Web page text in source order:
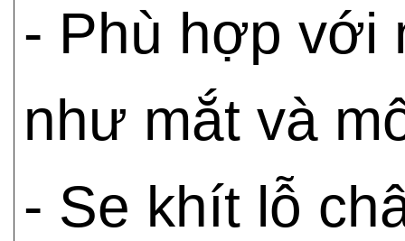
- Phù hợp với
như mắt và
- Se khít lỗ